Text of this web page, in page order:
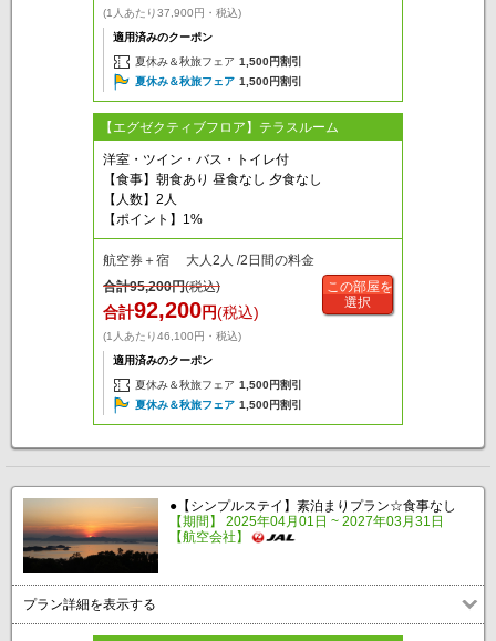
(1人あたり37,900円・税込)
適用済みのクーポン
夏休み＆秋旅フェア 1,500円割引
夏休み＆秋旅フェア 1,500円割引
【エグゼクティブフロア】テラスルーム
洋室・ツイン・バス・トイレ付
【食事】朝食あり 昼食なし 夕食なし
【人数】2人
【ポイント】1%
航空券＋宿 大人2人 /2日間の料金
合計95,200円(税込)
合計92,200円(税込)
(1人あたり46,100円・税込)
適用済みのクーポン
夏休み＆秋旅フェア 1,500円割引
夏休み＆秋旅フェア 1,500円割引
この部屋を
選択
●【シンプルステイ】素泊まりプラン☆食事なし
【期間】 2025年04月01日 ~ 2027年03月31日
【航空会社】
プラン詳細を表示する